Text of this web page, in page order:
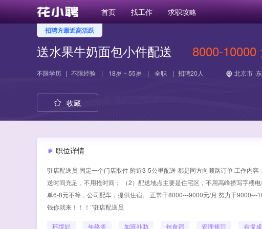
首页 找工作 求职攻略
招聘方最近高活跃
送水果牛奶面包小件配送 8000-10000
不限学历 | 不限经验 | 18岁 ~ 55岁 | 全职 | 招聘20人 北京市 ·
收藏
职位详情
驻店配送员 固定一个门店取件 附近3-5公里配送 都是同方向顺路订单 工作内
送时间充足，不用抢时间； （2）配送地点主要是住宅区，不用高峰挤写字楼
单6-8元不等，公司配车，提供住宿。 正常干8000---9000元/月 努力干
钱你就来！！！‘’驻店配送员
环境好 年终奖 加班补助 包食宿 管理规范 有提成